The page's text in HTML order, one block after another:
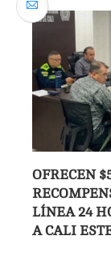
OFRECEN
LÍNEA 24
A CALI